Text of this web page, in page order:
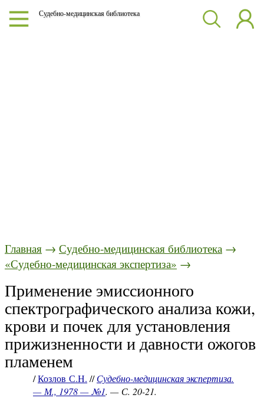
Судебно-медицинская библиотека
Главная → Судебно-медицинская библиотека →
«Судебно-медицинская экспертиза» →
Применение эмиссионного
спектрографического анализа кожи,
крови и почек для установления
прижизненности и давности ожогов
пламенем
/Козлов С.Н. //Судебно-медицинская экспертиза.
— М., 1978 — №1. — С. 20-21.